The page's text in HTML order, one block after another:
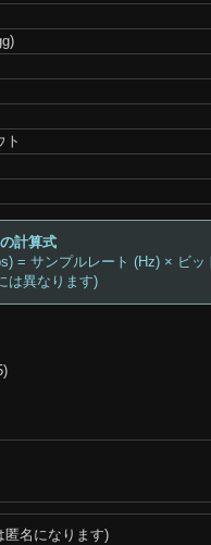
ト
計算式
= サンプルレート (Hz) × ビ
は異なります)
匿名になります)